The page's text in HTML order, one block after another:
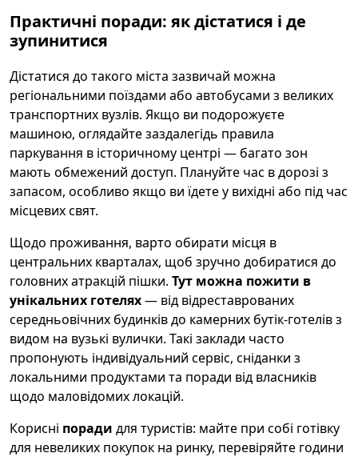
Практичні поради: як дістатися і де
зупинитися
Дістатися до такого міста зазвичай можна
регіональними поїздами або автобусами з великих
транспортних вузлів. Якщо ви подорожуєте
машиною, оглядайте заздалегідь правила
паркування в історичному центрі — багато зон
мають обмежений доступ. Плануйте час в дорозі з
запасом, особливо якщо ви їдете у вихідні або під час
місцевих свят.
Щодо проживання, варто обирати місця в
центральних кварталах, щоб зручно добиратися до
головних атракцій пішки. Тут можна пожити в
унікальних готелях— від відреставрованих
середньовічних будинків до камерних бутік-готелів з
видом на вузькі вулички. Такі заклади часто
пропонують індивідуальний сервіс, сніданки з
локальними продуктами та поради від власників
щодо маловідомих локацій.
Корисні поради для туристів: майте при собі готівку
для невеликих покупок на ринку, перевіряйте години